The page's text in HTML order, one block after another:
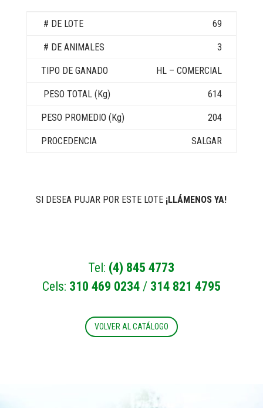
69
3
HL – COMERCIAL
614
204
SALGAR
SI DESEA PUJAR POR ESTE LOTE ¡LLÁMENOS YA!
Tel: (4) 845 4773
Cels: 310 469 0234/ 314 821 4795
VOLVER AL CATÁLOGO